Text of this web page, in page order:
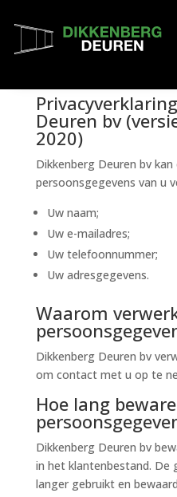
Privacybeleid
Deuren bv
2020)
Dikkenberg Deuren bv
persoonsgegevens van u
Uw naam;
Uw e-mailadres;
Uw telefoonnummer;
Uw adresgegevens.
Waarom
Dikkenberg Deuren bv
om contact met u op te
Hoe lang
Dikkenberg Deuren bv
in het klantenbestand. De
langer gebruikt en